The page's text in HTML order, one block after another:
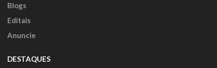
Blogs
Editais
Anuncie
DESTAQUES